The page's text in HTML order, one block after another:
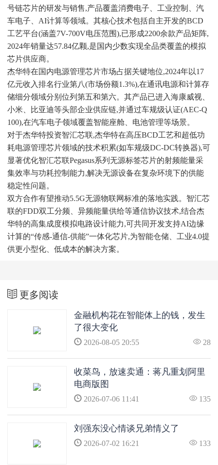
号链芯片的研发与销售,产品覆盖消费电子、工业控制、汽
车电子、AI计算等领域。其核心技术包括自主开发的BCD
工艺平台(涵盖7V-700V电压范围),已形成2200余款产品矩阵,
2024年销量达57.84亿颗,是国内少数实现全品类覆盖的模拟
芯片供应商。
杰华特在国内电源管理芯片市场占据关键地位,2024年以17
亿元收入排名行业第八(市场份额1.3%),在通讯电源和计算存
储细分领域分别位列第五和第六。其产品已进入海康威视
小米、比亚迪等头部企业供应链,并通过车规级认证(AEC-Q
100),在汽车电子领域覆盖智能座舱、电池管理等场景。
对于杰华特投资智汇芯联,杰华特在高压BCD工艺和超低功
耗电源管理芯片领域的技术积累(如车规级DC-DC转换器),可
显著优化智汇芯联Pegasus系列无源标签芯片的射频能量采
集效率与功耗控制能力,解决无源设备在复杂环境下的供能
稳定性问题。
双方合作有望推动5.5G无源物联网标准的落地实践。智汇芯
联的FDD双工分频、异频能量供给等通信协议技术,结合杰
华特的高集成度模拟电路设计能力,可共同开发支持AI边缘
计算的“传感-通信-供能”一体化芯片,为智能仓储、工业4.0提
供更小型化、低成本的解决方案。
更多阅读
金融机构花在智能体上的钱，发生
了很大变化
2026-08-05 20:55 28
收菜鸟，放速卖通：蒋凡重划阿里
电商版图
2026-07-06 11:41 135
刘强东没心情谈兄弟情义了
2026-07-02 16:21 133